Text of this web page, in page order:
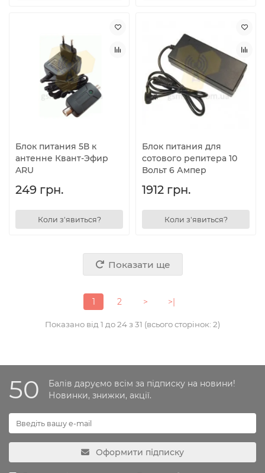
Блок питания 5В к
антенне Квант-Эфир
ARU
249 грн.
Коли з'явиться?
Блок питания для
сотового репитера 10
Вольт 6 Ампер
1912 грн.
Коли з'явиться?
Показати ще
1 2 > >|
Показано від 1 до 24 з 31 (всього сторінок: 2)
50
Балів даруємо всім за підписку на новини!
Новинки, знижки, акції.
Оформити підписку